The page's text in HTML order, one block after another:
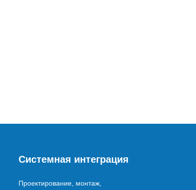
Системная интеграция
Проектирование, монтаж,